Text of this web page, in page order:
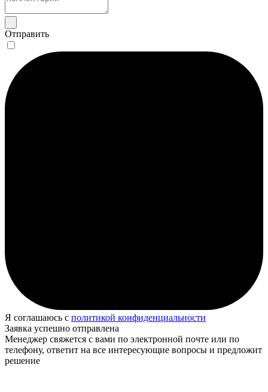
Отправить
Я соглашаюсь с политикой конфиденциальности
Заявка успешно отправлена
Менеджер свяжется с вами по электронной почте или по
телефону, ответит на все интересующие вопросы и предложит
решение